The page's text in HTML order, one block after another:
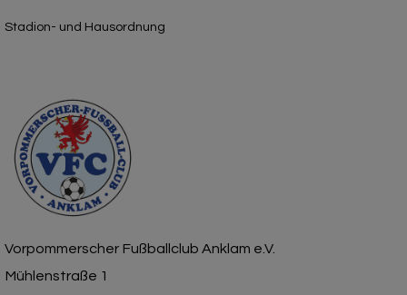
Stadion- und Hausordnung
Vorpommerscher Fußballclub Anklam e.V.
Mühlenstraße 1